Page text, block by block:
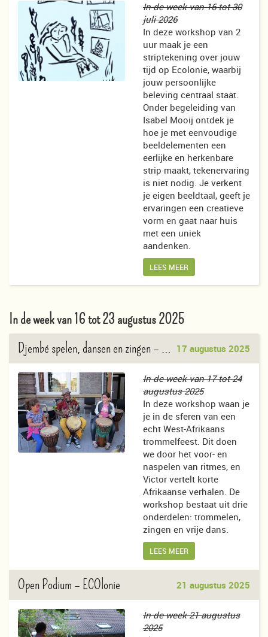
In de week van 16 tot 30
juli 2026
In deze workshop van 2
uur maak je een
striptekening over jouw
tijd op Ecolonie, waarbij
jouw persoonlijke
beleving centraal staat.
Onder begeleiding van
Isabel Mooij ontdek je
hoe je met eenvoudige
beeldelementen een
eerlijke en herkenbare
strip maakt, tekenervaring
is niet nodig. Je verkent
je eigen beeldtaal, geeft je
ervaringen een creatieve
vorm en gaat naar huis
met een uniek
aandenken.
LEES MEER
In de week van 16 tot 23 augustus 2025
Djembé spelen, dansen en zingen– Victor Sams 17 augustus 2025
In de week van 17 tot 24
augustus 2025
In deze workshop waan je
je in de sferen van een
echt West-Afrikaans
trommelfeest. Dit doen
we door het voor- en
naspelen van ritmes, en
Victor vertelt korte
Afrikaanse verhalen. De
workshop bestaat uit drie
onderdelen: trommelen,
zingen en vrije dans.
LEES MEER
Open Podium – ECOlonie 21 augustus 2025
In de week 21 augustus
2025